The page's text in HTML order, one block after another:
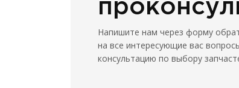
Напишите нам через форму
на все интересующие вас
консультацию по выбору